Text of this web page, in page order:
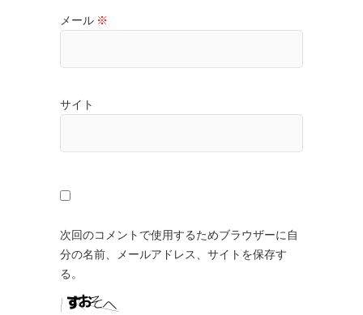
メール ※
サイト
次回のコメントで使用するためブラウザーに自
分の名前、メールアドレス、サイトを保存す
る。